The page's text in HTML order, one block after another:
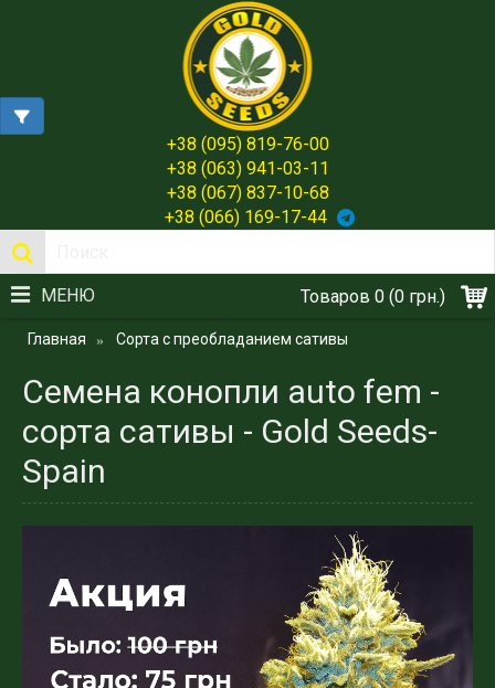
+38 (095) 819-76-00
+38 (063) 941-03-11
+38 (067) 837-10-68
+38 (066) 169-17-44
Товаров 0 (0 грн.)
МЕНЮ
Главная Сорта с преобладанием сативы
Семена конопли auto fem -
сорта сативы - Gold Seeds-
Spain